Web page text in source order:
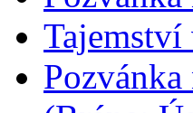
Tajemství